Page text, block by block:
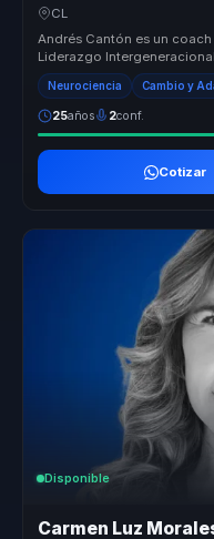
CL
Andrés Cantón es un
Liderazgo
habiendo asesorado a más
Neurociencia Cambio y
25años 2conf.
Cotizar
Disponible
Carmen Luz